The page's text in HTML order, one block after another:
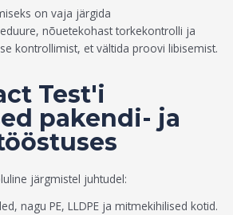
on vaja järgida
nõuetekohast torkekontrolli ja
kontrollimist, et vältida proovi libisemist.
Test'i
pakendi- ja
järgmistel juhtudel:
nagu PE, LLDPE ja mitmekihilised kotid.